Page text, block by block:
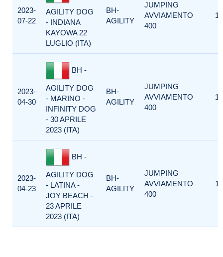
2023-
07-22
AGILITY DOG
- INDIANA
KAYOWA 22
LUGLIO (ITA)
BH-
AGILITY
JUMPING
AVVIAMENTO
400
1
2023-
04-30
BH -
AGILITY DOG
- MARINO -
INFINITY DOG
- 30 APRILE
2023 (ITA)
BH-
AGILITY
JUMPING
AVVIAMENTO
400
1
2023-
04-23
BH -
AGILITY DOG
- LATINA -
JOY BEACH -
23 APRILE
2023 (ITA)
BH-
AGILITY
JUMPING
AVVIAMENTO
400
1